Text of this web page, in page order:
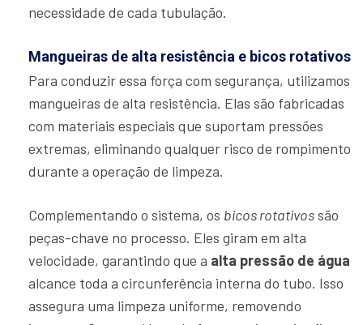
necessidade de cada tubulação.
Mangueiras de alta resistência e bicos rotativos
Para conduzir essa força com segurança, utilizamos
mangueiras de alta resistência. Elas são fabricadas
com materiais especiais que suportam pressões
extremas, eliminando qualquer risco de rompimento
durante a operação de limpeza.
Complementando o sistema, os bicos rotativossão
peças-chave no processo. Eles giram em alta
velocidade, garantindo que a alta pressão de água
alcance toda a circunferência interna do tubo. Isso
assegura uma limpeza uniforme, removendo